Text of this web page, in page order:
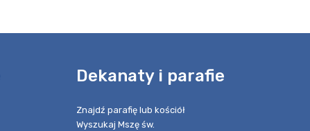
Dekanaty i parafie
Znajdź parafię lub kościół
Wyszukaj Mszę św.